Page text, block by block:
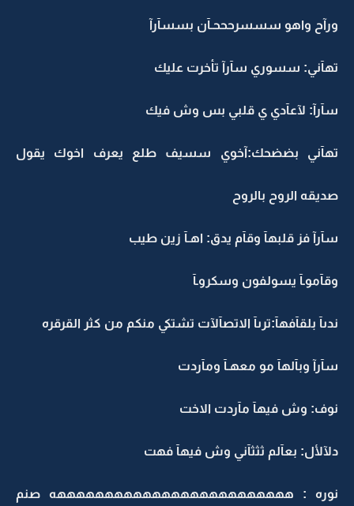
ورآح واهو سسسرحححـآن بسسآرآ
تهآني: سسوري سآرآ تأخرت عليك
سآرآ: لآعآدي ي قلبي بس وش فيك
تهآني بضضحك:آخوي سسيف طلع يعرف اخوك يقول
صديقه الروح بالروح
سآرآ فز قلبهآ وقآم يدق: اهـآ زين طيب
وقآموـآ يسولفون وسكروـآ
ندىآ بلقآفهآ:ترىآ الاتصآلآت تشتكي منكم من كثر القرقره
سآرآ وبآلهآ مو معهـآ ومآردت
نوف: وش فيهآ مآردت الاخت
دلآلأل: بعآلم ثثثآني وش فيهآ فهت
نوره : هههههههههههههههههههههههههه صنم